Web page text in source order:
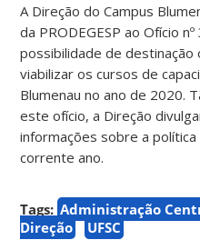
A Direção do Campus
da PRODEGESP ao Ofício
possibilidade de destinação
viabilizar os cursos de
Blumenau no ano de 2020.
este ofício, a Direção
informações sobre a
corrente ano.
Tags: Administração
Direção
UFSC